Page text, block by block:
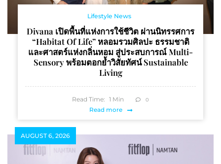
Lifestyle News
Divana เปิดพื้นที่แห่งการใช้ชีวิต ผ่านนิทรรศการ
“Habitat Of Life” หลอมรวมศิลปะ ธรรมชาติ
และศาสตร์แห่งกลิ่นหอม สู่ประสบการณ์ Multi-
Sensory พร้อมตอกย้ำวิสัยทัศน์ Sustainable
Living
Read Time: 1 Min 0
Read more
AUGUST 6, 2026